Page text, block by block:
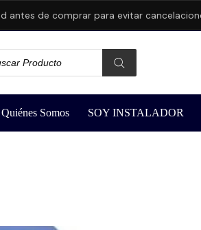
de comprar para evitar cancelaciones.
Quiénes Somos SOY INSTALADOR